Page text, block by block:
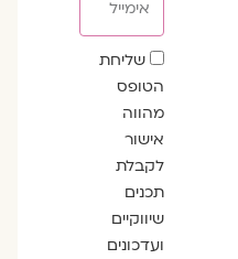
שדה
הסכמה
שליחת
הטופס
מהווה
אישור
לקבלת
תכנים
שיווקיים
ועדכונים